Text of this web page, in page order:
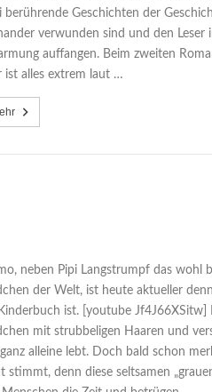
berührende Geschichten der
verwunden sind und den Leser
auffangen. Beim zweiten
ist alles extrem laut …
neben Pipi Langstrumpf das wohl
der Welt, ist heute aktueller
ist. [youtube Jf4J66XSitw]
mit strubbeligen Haaren und
alleine lebt. Doch bald schon
stimmt, denn diese seltsamen